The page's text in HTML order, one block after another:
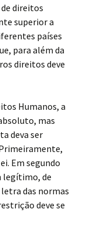
direitos
superior a
países
para além da
direitos deve
Humanos, a
mas
deva ser
Em segundo
legítimo, de
das normas
deve se